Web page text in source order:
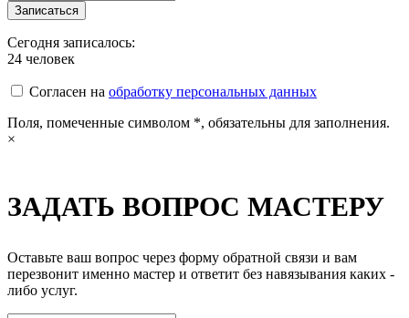
Сегодня записалось:
24 человек
Согласен на обработку персональных данных
Поля, помеченные символом *, обязательны для заполнения.
×
ЗАДАТЬ ВОПРОС МАСТЕРУ
Оставьте ваш вопрос через форму обратной связи и вам
перезвонит именно мастер и ответит без навязывания каких -
либо услуг.